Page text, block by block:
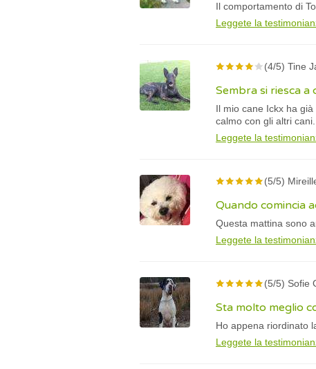
Il comportamento di
Leggete la
(4/5) Tine
Sembra si riesca
Il mio cane Ickx ha
calmo con gli altri cani.
Leggete la
(5/5)
Quando comincia
Questa mattina sono
Leggete la
(5/5) Sofie
Sta molto meglio
Ho appena riordinato
Leggete la